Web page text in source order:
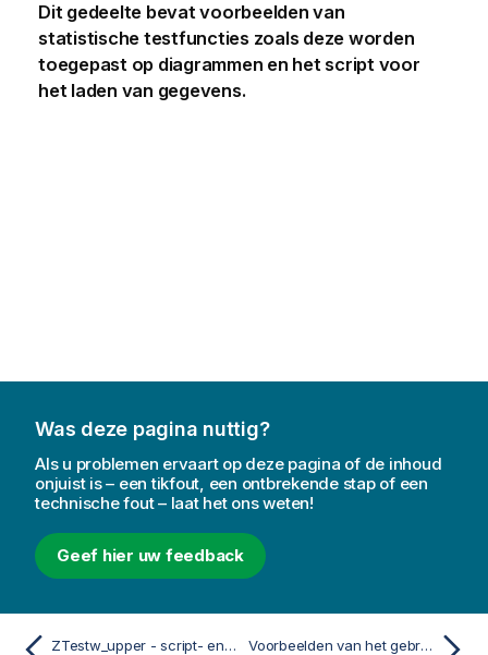
Dit gedeelte bevat voorbeelden van
statistische testfuncties zoals deze worden
toegepast op diagrammen en het script voor
het laden van gegevens.
Was deze pagina nuttig?
Als u problemen ervaart op deze pagina of de inhoud
onjuist is – een tikfout, een ontbrekende stap of een
technische fout – laat het ons weten!
Geef hier uw feedback
ZTestw_upper - script- en diagramfunctie Voorbeelden van het gebruik van chi2-test-functies in grafieken